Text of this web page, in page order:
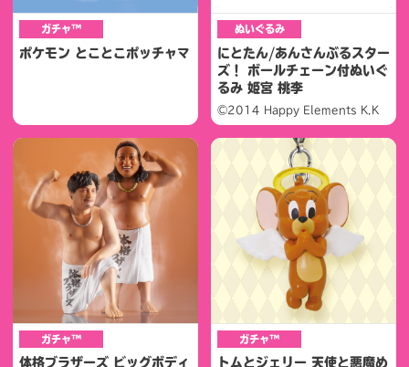
ガチャ™
ポケモン とことこポッチャマ
ぬいぐるみ
にとたん/あんさんぶるスター
ズ！ ボールチェーン付ぬいぐ
るみ 姫宮 桃李
©2014 Happy Elements K.K
ガチャ™
体格ブラザーズ ビッグボディ
ガチャ™
トムとジェリー 天使と悪魔め